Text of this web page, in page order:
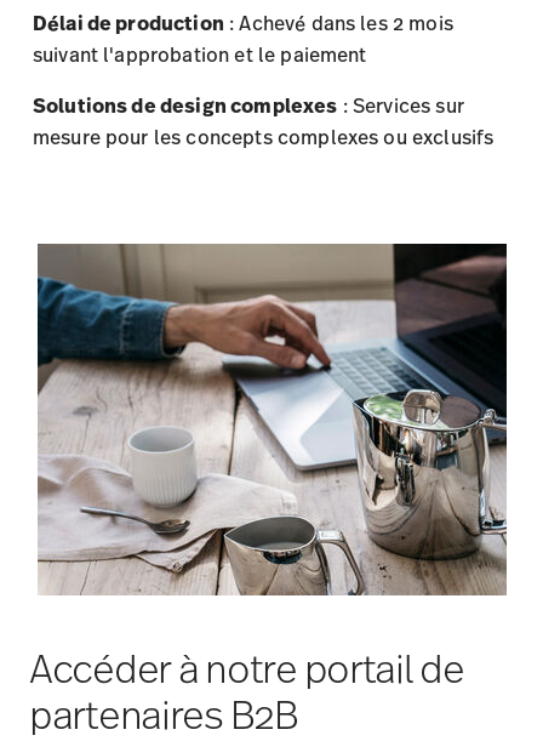
Accéder à notre portail de
partenaires B2B
désormais vous inscrire sur notre plateforme B2B
centralisée :professional.sambonet.it